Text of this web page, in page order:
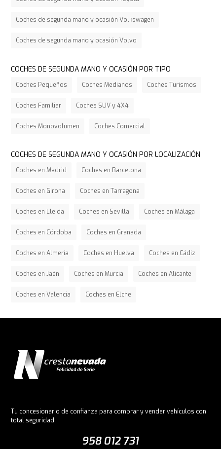
Coches de segunda mano y ocasión Volkswagen
Coches de segunda mano y ocasión Volvo
COCHES DE SEGUNDA MANO Y OCASIÓN POR TIPO
Coches Pequeños Coches Medianos Coches Turismos
Coches Familiar Coches SUV y 4X4
Coches Monovolumen Coches Comercial
COCHES DE SEGUNDA MANO Y OCASIÓN POR LOCALIZACIÓN
Coches en Madrid Coches en Barcelona
Coches en Girona Coches en Tarragona
Coches en Lleida Coches en Sevilla Coches en Málaga
Coches en Córdoba Coches en Granada
Coches en Almería Coches en Huelva Coches en Cádiz
Coches en Jaén Coches en Murcia Coches en Alicante
Coches en Valencia Coches en Elche
Tu concesionario de confianza para comprar y vender vehículos con
total seguridad.
958 012 731